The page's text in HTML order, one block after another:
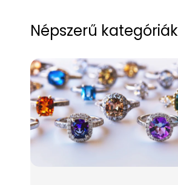
Népszerű kategóriák